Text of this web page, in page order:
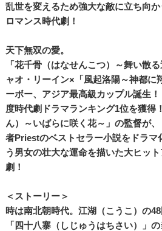
乱世を変えるため強大な敵に立ち向
ロマンス時代劇！
天下無双の愛。
「花千骨（はなせんこつ）～舞い散
ャオ・リーイン×「風起洛陽～神都に
ーボー、アジア最高級カップル誕生
度時代劇ドラマランキング1位を獲得
ん）～いばらに咲く花～」の監督が
者Priestのベストセラー小説をドラマ
う男女の壮大な運命を描いた大ヒッ
劇！
＜ストーリー＞
時は南北朝時代。江湖（こうこ）の
「四十八寨（しじゅうはちさい）」